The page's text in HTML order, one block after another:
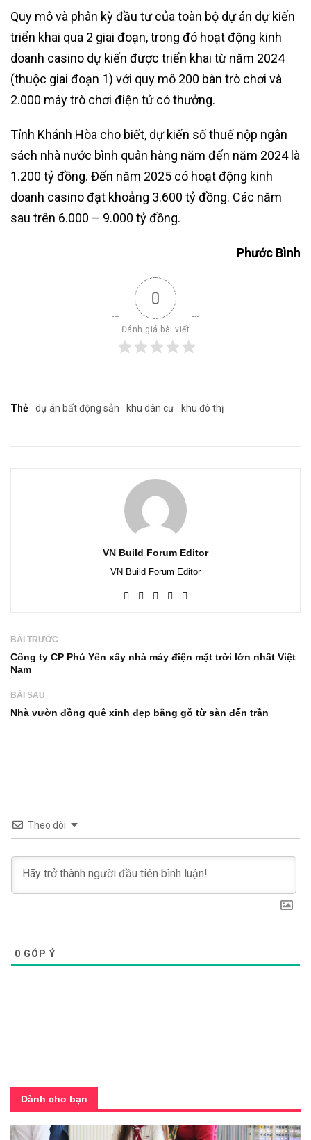
Quy mô và phân kỳ đầu tư của toàn bộ dự án dự kiến
triển khai qua 2 giai đoạn, trong đó hoạt động kinh
doanh casino dự kiến được triển khai từ năm 2024
(thuộc giai đoạn 1) với quy mô 200 bàn trò chơi và
2.000 máy trò chơi điện tử có thưởng.
Tỉnh Khánh Hòa cho biết, dự kiến số thuế nộp ngân
sách nhà nước bình quân hàng năm đến năm 2024 là
1.200 tỷ đồng. Đến năm 2025 có hoạt động kinh
doanh casino đạt khoảng 3.600 tỷ đồng. Các năm
sau trên 6.000 – 9.000 tỷ đồng.
Phước Bình
0
Đánh giá bài viết
Thẻ dự án bất động sản khu dân cư khu đô thị
VN Build Forum Editor
VN Build Forum Editor
BÀI TRƯỚC
Công ty CP Phú Yên xây nhà máy điện mặt trời lớn nhất Việt
Nam
BÀI SAU
Nhà vườn đồng quê xinh đẹp bằng gỗ từ sàn đến trần
Theo dõi
0 GÓP Ý
Dành cho bạn